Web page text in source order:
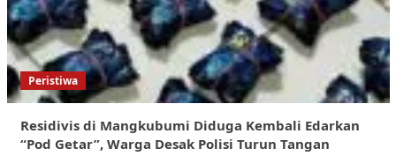
Peristiwa
Residivis di Mangkubumi Diduga Kembali Edarkan
“Pod Getar”, Warga Desak Polisi Turun Tangan